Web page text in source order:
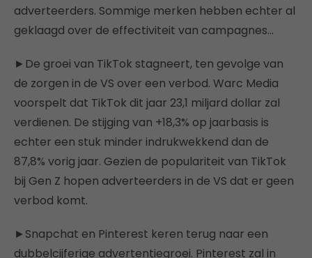
adverteerders. Sommige merken hebben echter al
geklaagd over de effectiviteit van campagnes…
►De groei van TikTok stagneert, ten gevolge van
de zorgen in de VS over een verbod. Warc Media
voorspelt dat TikTok dit jaar 23,1 miljard dollar zal
verdienen. De stijging van +18,3% op jaarbasis is
echter een stuk minder indrukwekkend dan de
87,8% vorig jaar. Gezien de populariteit van TikTok
bij Gen Z hopen adverteerders in de VS dat er geen
verbod komt.
►Snapchat en Pinterest keren terug naar een
dubbelcijferige advertentiegroei. Pinterest zal in